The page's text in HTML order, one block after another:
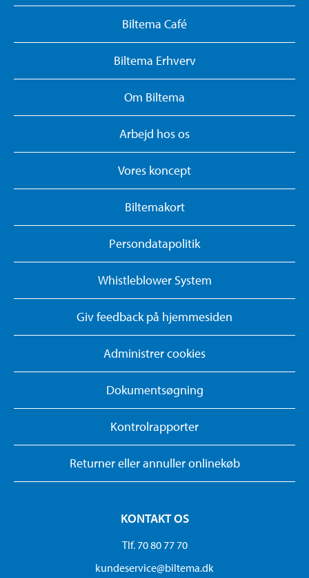
Biltema Café
Biltema Erhverv
Om Biltema
Arbejd hos os
Vores koncept
Biltemakort
Persondatapolitik
Whistleblower System
Giv feedback på hjemmesiden
Administrer cookies
Dokumentsøgning
Kontrolrapporter
Returner eller annuller onlinekøb
KONTAKT OS
Tlf. 70 80 77 70
kundeservice@biltema.dk